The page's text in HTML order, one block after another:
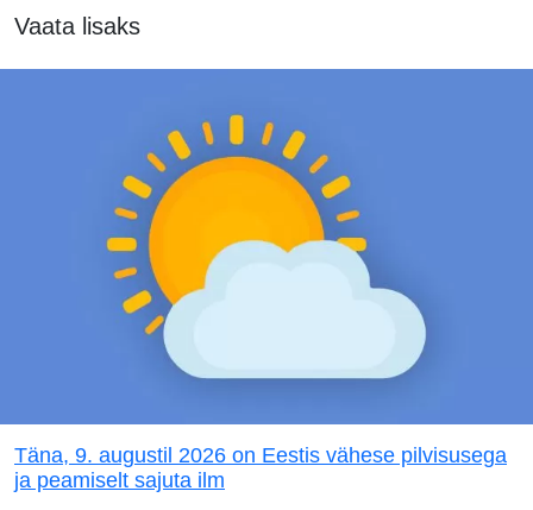
Vaata lisaks
Täna, 9. augustil 2026 on Eestis vähese pilvisusega
ja peamiselt sajuta ilm